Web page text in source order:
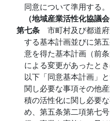
同意について準用する。
（地域産業活性化協議会
第七条 市町村及び都道
する基本計画並びに第
意を得た基本計画（前
による変更があったと
以下「同意基本計画」
関し必要な事項その他
積の活性化に関し必要
め、第五条第二項第七